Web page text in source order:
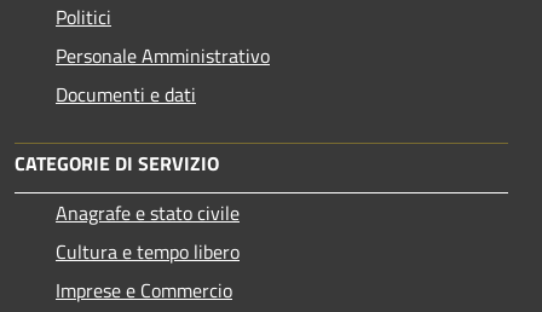
Politici
Personale Amministrativo
Documenti e dati
CATEGORIE DI SERVIZIO
Anagrafe e stato civile
Cultura e tempo libero
Imprese e Commercio